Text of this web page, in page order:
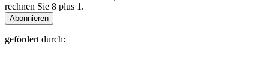
rechnen Sie 8 plus 1.
Abonnieren
gefördert durch: